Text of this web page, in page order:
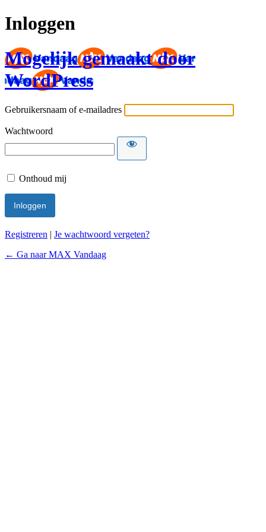
Inloggen
Mogelijk gemaakt door
WordPress
Gebruikersnaam of e-mailadres
Wachtwoord
Onthoud mij
Registreren | Je wachtwoord vergeten?
← Ga naar MAX Vandaag